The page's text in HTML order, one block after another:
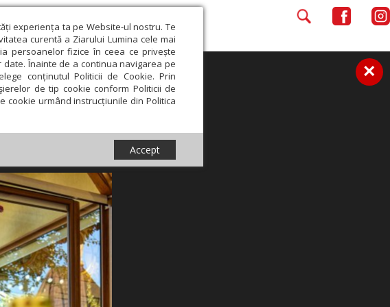
experiența ta pe Website-ul nostru. Te
curentă a Ziarului Lumina cele mai
persoanelor fizice în ceea ce privește
Înainte de a continua navigarea pe
conținutul Politicii de Cookie. Prin
de tip cookie conform Politicii de
cookie urmând instrucțiunile din Politica
Accept
×